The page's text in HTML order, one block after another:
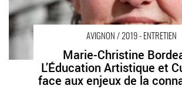
AVIGNON / 2019 - ENTRETIEN
Marie-Christine
L’Éducation Artistique et
face aux enjeux de la